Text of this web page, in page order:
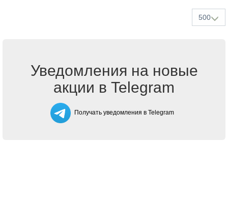
500
Уведомления на новые
акции в Telegram
Получать уведомления в Telegram